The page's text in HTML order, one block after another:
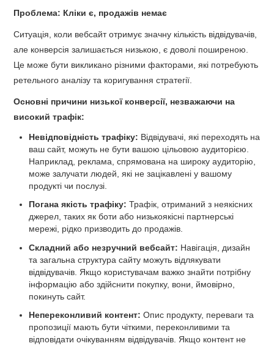
Проблема: Кліки є, продажів немає
Ситуація, коли вебсайт отримує значну кількість відвідувачів,
але конверсія залишається низькою, є доволі поширеною.
Це може бути викликано різними факторами, які потребують
ретельного аналізу та коригування стратегії.
Основні причини низької конверсії, незважаючи на
високий трафік:
Невідповідність трафіку: Відвідувачі, які переходять на
ваш сайт, можуть не бути вашою цільовою аудиторією.
Наприклад, реклама, спрямована на широку аудиторію,
може залучати людей, які не зацікавлені у вашому
продукті чи послузі.
Погана якість трафіку: Трафік, отриманий з неякісних
джерел, таких як боти або низькоякісні партнерські
мережі, рідко призводить до продажів.
Складний або незручний вебсайт: Навігація, дизайн
та загальна структура сайту можуть відлякувати
відвідувачів. Якщо користувачам важко знайти потрібну
інформацію або здійснити покупку, вони, ймовірно,
покинуть сайт.
Непереконливий контент: Опис продукту, переваги та
пропозиції мають бути чіткими, переконливими та
відповідати очікуванням відвідувачів. Якщо контент не